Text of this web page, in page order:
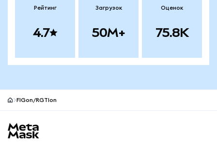
Рейтинг
4.7
Загрузок
50M+
Оценок
75.8K
FIGon/RGTIon